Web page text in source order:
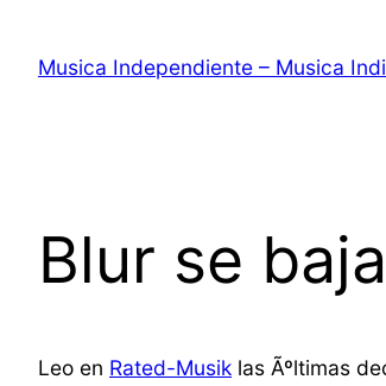
contenido
Musica Independiente – Musica
Blur se
Leo en Rated-Musik las Ãºltimas